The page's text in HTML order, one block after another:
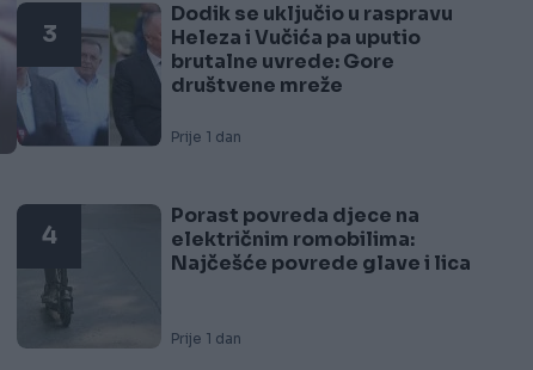
3
Dodik se uključio u raspravu
Heleza i Vučića pa uputio
brutalne uvrede: Gore
društvene mreže
Prije 1 dan
4
Porast povreda djece na
električnim romobilima:
Najčešće povrede glave i lica
Prije 1 dan